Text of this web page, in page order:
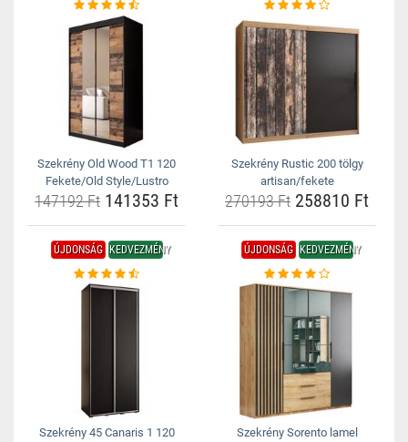
Szekrény Old Wood T1 120
Fekete/Old Style/Lustro
147192 Ft 141353 Ft
Szekrény Rustic 200 tölgy
artisan/fekete
270193 Ft 258810 Ft
ÚJDONSÁG KEDVEZMÉNY
Szekrény 45 Canaris 1 120
ÚJDONSÁG KEDVEZMÉNY
Szekrény Sorento lamel